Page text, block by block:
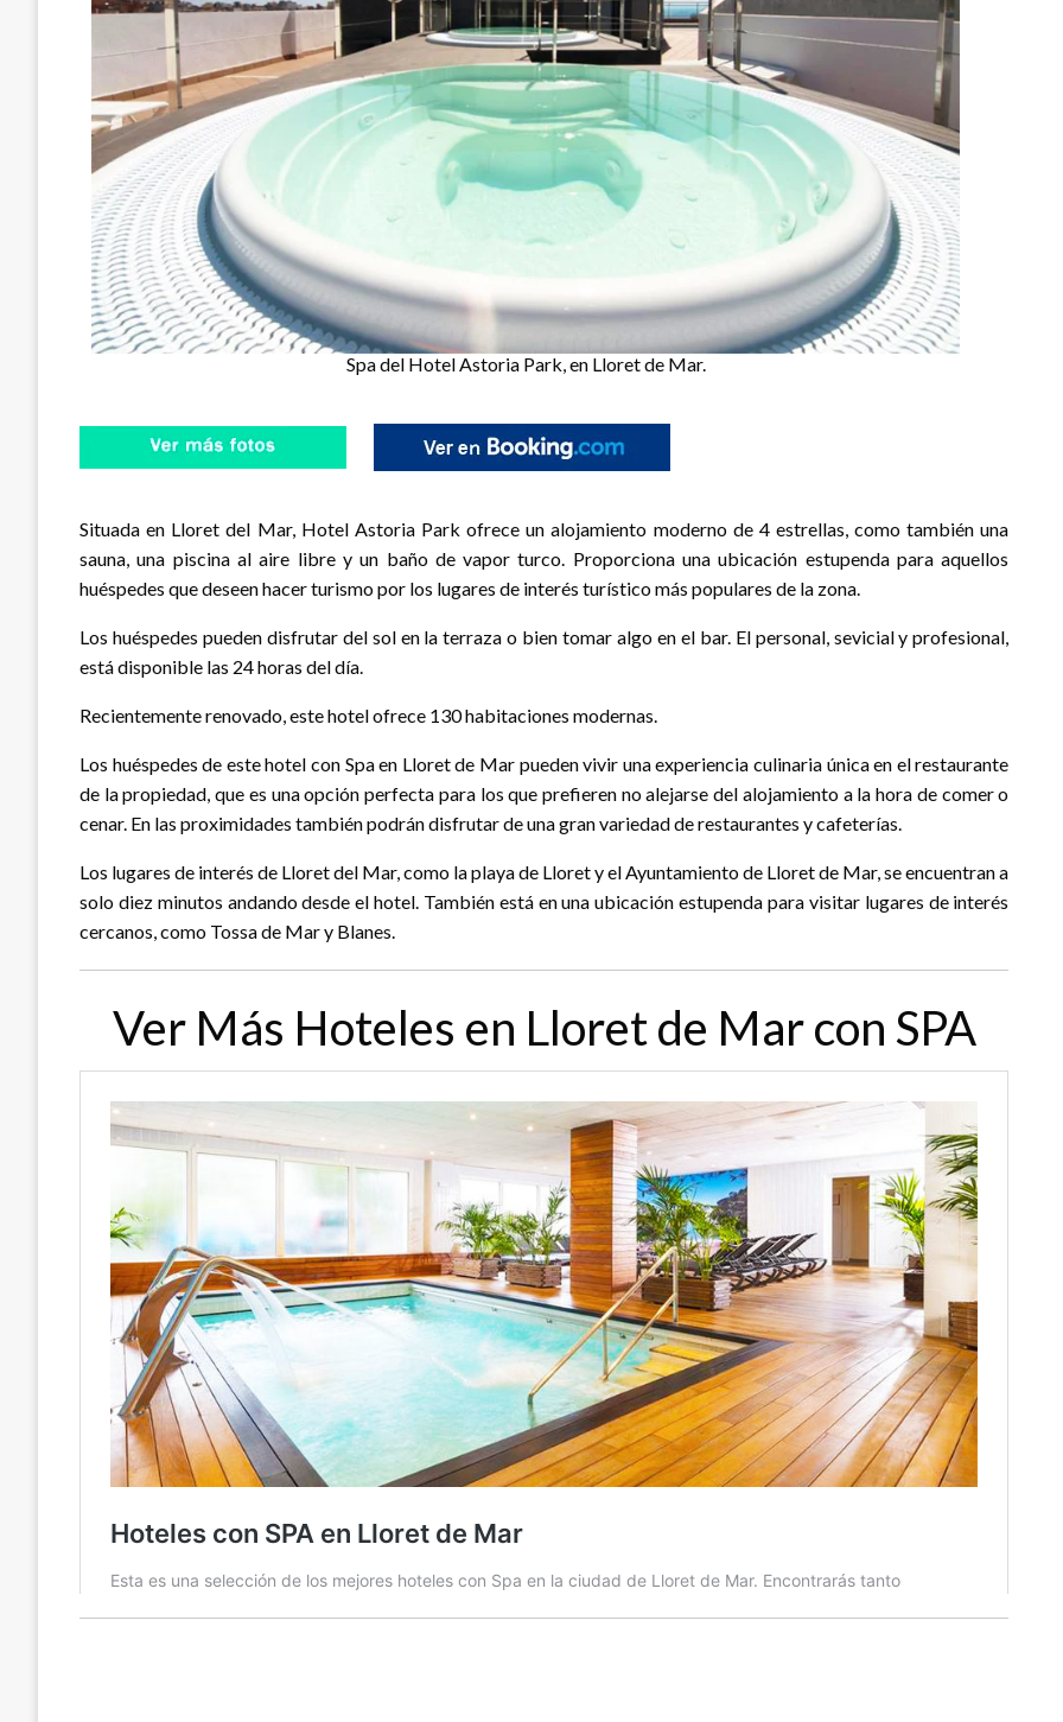
Spa del Hotel Astoria Park, en Lloret de Mar.
Situada en Lloret del Mar, Hotel Astoria Park ofrece un alojamiento moderno de 4 estrellas, como también una
sauna, una piscina al aire libre y un baño de vapor turco. Proporciona una ubicación estupenda para aquellos
huéspedes que deseen hacer turismo por los lugares de interés turístico más populares de la zona.
Los huéspedes pueden disfrutar del sol en la terraza o bien tomar algo en el bar. El personal, sevicial y profesional,
está disponible las 24 horas del día.
Recientemente renovado, este hotel ofrece 130 habitaciones modernas.
Los huéspedes de este hotel con Spa en Lloret de Mar pueden vivir una experiencia culinaria única en el restaurante
de la propiedad, que es una opción perfecta para los que prefieren no alejarse del alojamiento a la hora de comer o
cenar. En las proximidades también podrán disfrutar de una gran variedad de restaurantes y cafeterías.
Los lugares de interés de Lloret del Mar, como la playa de Lloret y el Ayuntamiento de Lloret de Mar, se encuentran a
solo diez minutos andando desde el hotel. También está en una ubicación estupenda para visitar lugares de interés
cercanos, como Tossa de Mar y Blanes.
Ver Más Hoteles en Lloret de Mar con SPA